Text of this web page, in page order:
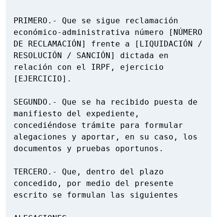
PRIMERO.- Que se sigue reclamación
económico-administrativa número [NÚMERO
DE RECLAMACIÓN] frente a [LIQUIDACIÓN /
RESOLUCIÓN / SANCIÓN] dictada en
relación con el IRPF, ejercicio
[EJERCICIO].
SEGUNDO.- Que se ha recibido puesta de
manifiesto del expediente,
concediéndose trámite para formular
alegaciones y aportar, en su caso, los
documentos y pruebas oportunos.
TERCERO.- Que, dentro del plazo
concedido, por medio del presente
escrito se formulan las siguientes